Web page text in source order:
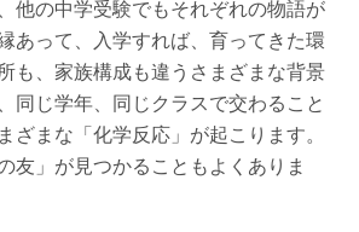
他の中学受験でもそれぞれの物語が
あって、入学すれば、育ってきた環
も、家族構成も違うさまざまな背景
同じ学年、同じクラスで交わること
ざまな「化学反応」が起こります。
友」が見つかることもよくありま